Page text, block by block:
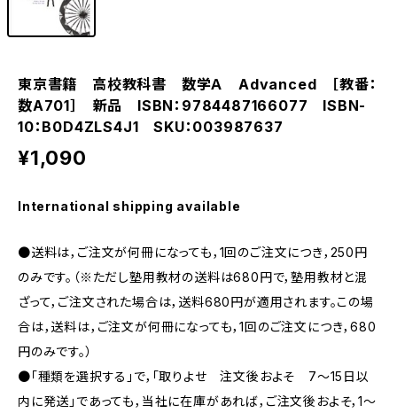
東京書籍 高校教科書 数学Ａ Advanced ［教番：
数A701］ 新品 ISBN：9784487166077 ISBN-
10：B0D4ZLS4J1 SKU：003987637
¥1,090
International shipping available
●送料は，ご注文が何冊になっても，1回のご注文につき，250円
のみです。（※ただし塾用教材の送料は680円で，塾用教材と混
ざって，ご注文された場合は，送料680円が適用されます。この場
合は，送料は，ご注文が何冊になっても，1回のご注文につき，680
円のみです。）
●「種類を選択する」で，「取りよせ 注文後およそ 7〜15日以
内に発送」であっても，当社に在庫があれば，ご注文後およそ，1〜